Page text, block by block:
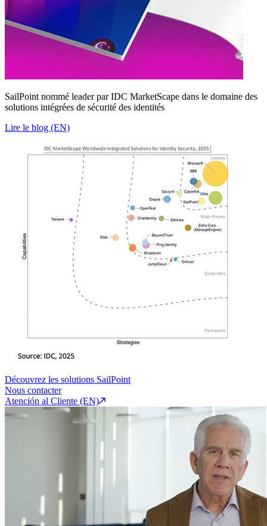
SailPoint nommé leader par IDC MarketScape dans le domaine des
solutions intégrées de sécurité des identités
Lire le blog (EN)
Découvrez les solutions SailPoint
Nous contacter
Atención al Cliente (EN)